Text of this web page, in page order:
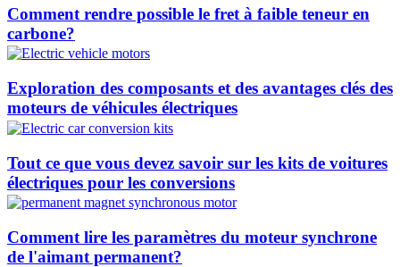
Comment rendre possible le fret à faible teneur en
carbone?
Exploration des composants et des avantages clés des
moteurs de véhicules électriques
Tout ce que vous devez savoir sur les kits de voitures
électriques pour les conversions
Comment lire les paramètres du moteur synchrone
de l'aimant permanent?